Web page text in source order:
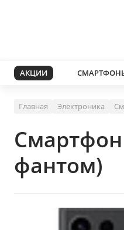
АКЦИИ
Главная Электроника
Смартфон
фантом)